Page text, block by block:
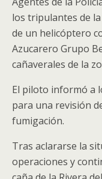
los tripulantes de
de un helicóptero
Azucarero Grupo
cañaverales de la
El piloto informó a
para una revisión
fumigación.
Tras aclararse la
operaciones y